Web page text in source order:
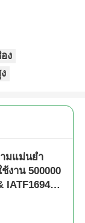
ง
มแม่นยํา
งาน 500000
IATF16949